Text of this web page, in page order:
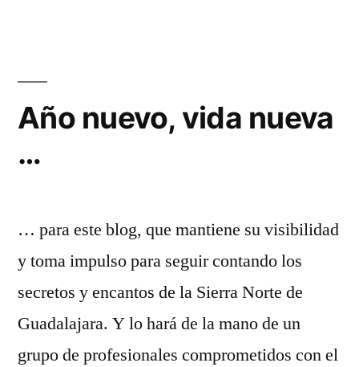
Año nuevo, vida nueva
…
… para este blog, que mantiene su visibilidad
y toma impulso para seguir contando los
secretos y encantos de la Sierra Norte de
Guadalajara. Y lo hará de la mano de un
grupo de profesionales comprometidos con el